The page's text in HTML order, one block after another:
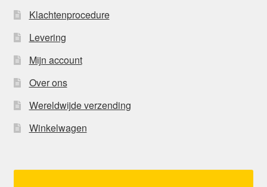
Klachtenprocedure
Levering
Mijn account
Over ons
Wereldwijde verzending
Winkelwagen